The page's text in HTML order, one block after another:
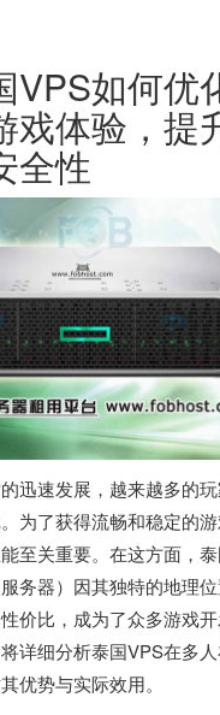
VPS如何优
戏体验，提
全性
迅速发展，越来越多的
为了获得流畅和稳定的游
至关重要。在这方面，
务器）因其独特的地理
价比，成为了众多游戏
详细分析泰国VPS在多
优势与实际效用。